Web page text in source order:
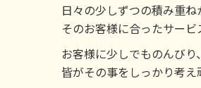
日々の少しずつの積み重ね
そのお客様に合ったサービ
お客様に少しでものんびり
皆がその事をしっかり考え